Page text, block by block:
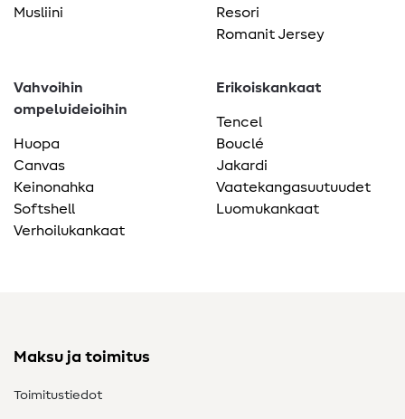
Musliini
Resori
Romanit Jersey
Vahvoihin
ompeluideioihin
Huopa
Canvas
Keinonahka
Softshell
Verhoilukankaat
Erikoiskankaat
Tencel
Bouclé
Jakardi
Vaatekangasuutuudet
Luomukankaat
Maksu ja toimitus
Toimitustiedot